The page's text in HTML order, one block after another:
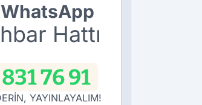
WhatsApp
Hattı
76 91
YAYINLAYALIM!